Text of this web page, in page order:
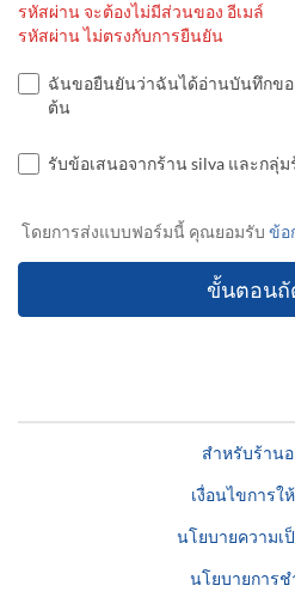
รหัสผ่าน จะต้องไม่มีส่วนของ อีเมล์
รหัสผ่าน ไม่ตรงกับการยืนยัน
ฉันขอยืนยันว่าฉันได้อ่านบันทึกขอ
ต้น
รับข้อเสนอจากร้าน silva และกลุ่
โดยการส่งแบบฟอร์มนี้ คุณยอมรับ ข้อ
สำหรับร้าน
เงื่อนไขการใ
นโยบายความเ
นโยบายการช